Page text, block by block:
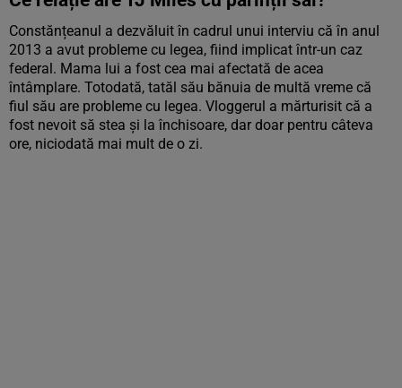
Constănțeanul a dezvăluit în cadrul unui interviu că în anul
2013 a avut probleme cu legea, fiind implicat într-un caz
federal. Mama lui a fost cea mai afectată de acea
întâmplare. Totodată, tatăl său bănuia de multă vreme că
fiul său are probleme cu legea. Vloggerul a mărturisit că a
fost nevoit să stea și la închisoare, dar doar pentru câteva
ore, niciodată mai mult de o zi.